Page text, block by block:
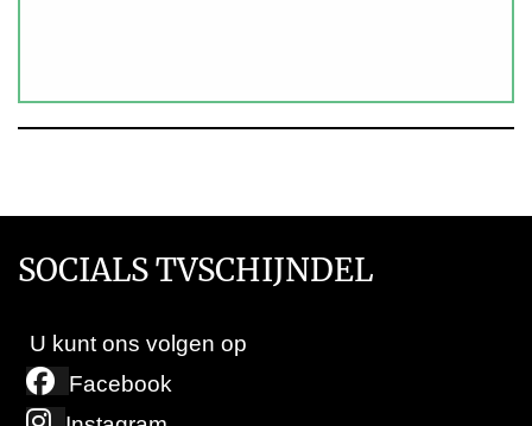
SOCIALS TVSCHIJNDEL
U kunt ons volgen op
Facebook